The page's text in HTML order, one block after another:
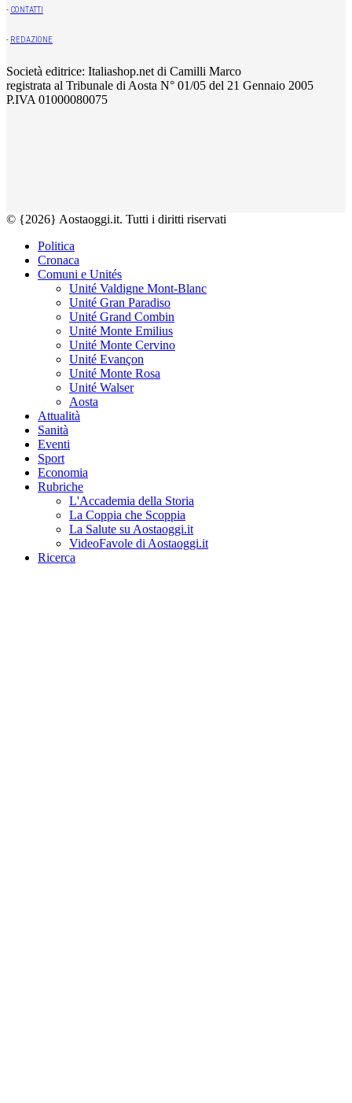
- CONTATTI
- REDAZIONE
Società editrice: Italiashop.net di Camilli Marco
registrata al Tribunale di Aosta N° 01/05 del 21 Gennaio 2005
P.IVA 01000080075
© {2026} Aostaoggi.it. Tutti i diritti riservati
Politica
Cronaca
Comuni e Unités
Unité Valdigne Mont-Blanc
Unité Gran Paradiso
Unité Grand Combin
Unité Monte Emilius
Unité Monte Cervino
Unité Evançon
Unité Monte Rosa
Unité Walser
Aosta
Attualità
Sanità
Eventi
Sport
Economia
Rubriche
L'Accademia della Storia
La Coppia che Scoppia
La Salute su Aostaoggi.it
VideoFavole di Aostaoggi.it
Ricerca